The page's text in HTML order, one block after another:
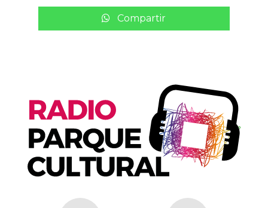
c
e
it
te
a
ts
p
Compartir